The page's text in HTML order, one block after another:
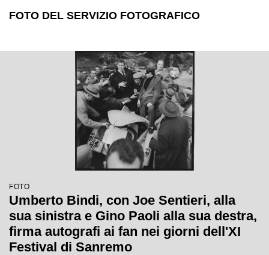
FOTO DEL SERVIZIO FOTOGRAFICO
FOTO
Umberto Bindi, con Joe Sentieri, alla
sua sinistra e Gino Paoli alla sua destra,
firma autografi ai fan nei giorni dell'XI
Festival di Sanremo